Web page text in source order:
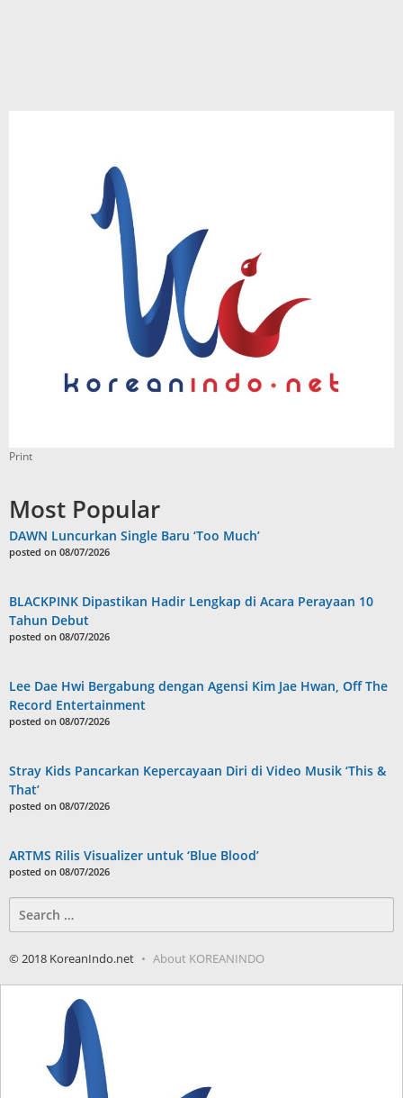
Print
Most Popular
DAWN Luncurkan Single Baru ‘Too Much’
posted on 08/07/2026
BLACKPINK Dipastikan Hadir Lengkap di Acara Perayaan 10
Tahun Debut
posted on 08/07/2026
Lee Dae Hwi Bergabung dengan Agensi Kim Jae Hwan, Off The
Record Entertainment
posted on 08/07/2026
Stray Kids Pancarkan Kepercayaan Diri di Video Musik ‘This &
That’
posted on 08/07/2026
ARTMS Rilis Visualizer untuk ‘Blue Blood’
posted on 08/07/2026
for:
© 2018 KoreanIndo.net About KOREANINDO